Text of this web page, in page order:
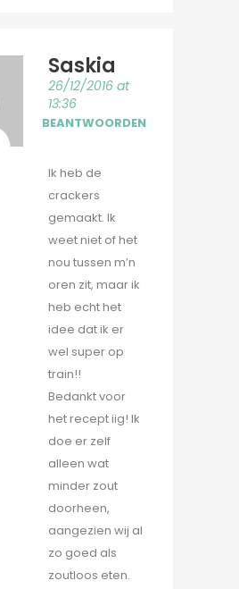
Saskia
26/12/2016 at
13:36
BEANTWOORDEN
Ik heb de
crackers
gemaakt. Ik
weet niet of het
nou tussen m’n
oren zit, maar ik
heb echt het
idee dat ik er
wel super op
train!!
Bedankt voor
het recept iig! Ik
doe er zelf
alleen wat
minder zout
doorheen,
aangezien wij al
zo goed als
zoutloos eten.